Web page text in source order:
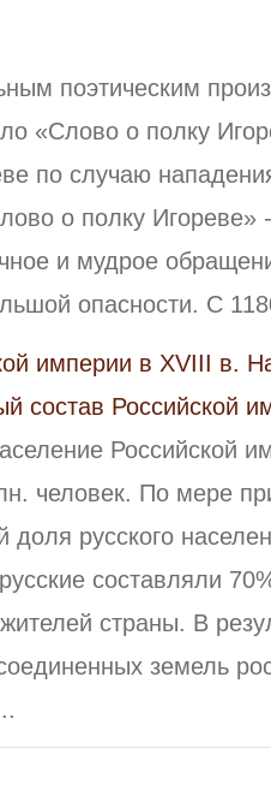
поэтическим
«Слово о полку
по случаю
о полку Игореве»
и мудрое
опасности. С
империи в XVIII в.
состав Российской
Российской
человек. По мере
доля русского
составляли
страны. В
земель